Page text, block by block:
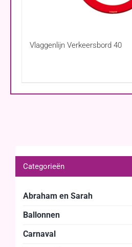
Vlaggenlijn Verkeersbord 40
Categorieën
Abraham en Sarah
Ballonnen
Carnaval